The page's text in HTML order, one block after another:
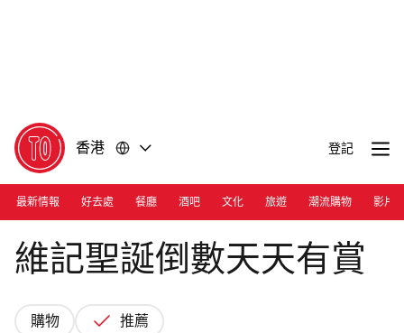
香港 登記
最新情報 好去處 餐廳 酒吧 文化 旅遊 潮流購物 影片
Photograph: Courtesy Kowloon Dairy
維記聖誕倒數天天有賞
購物 推薦